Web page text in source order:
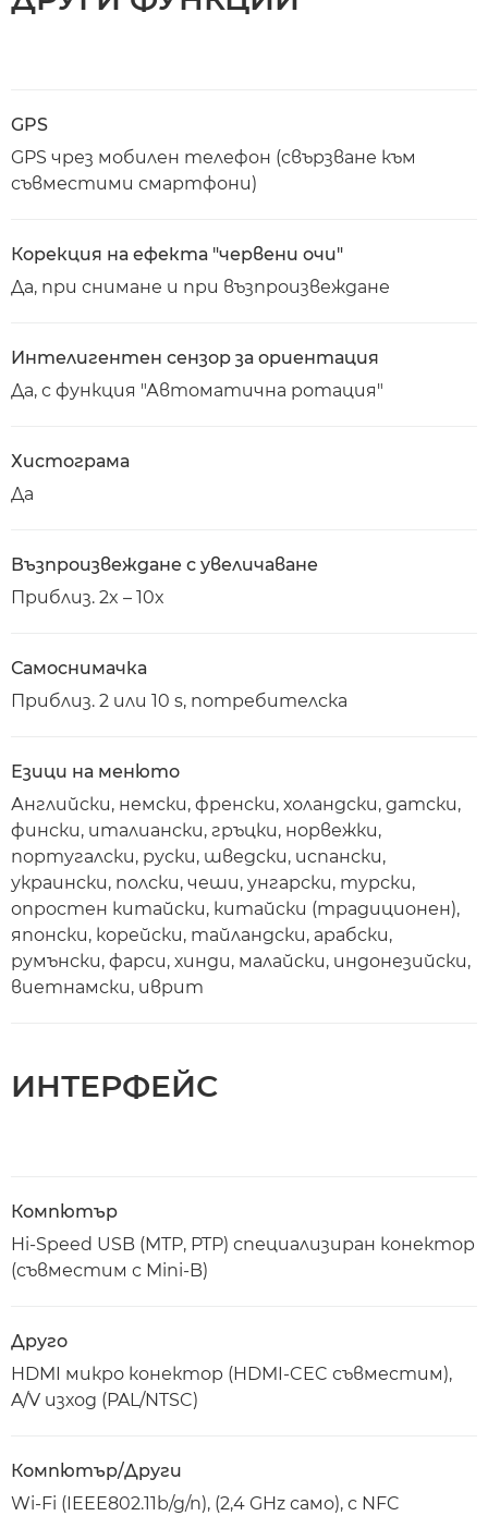
GPS
GPS чрез мобилен телефон (свързване към
съвместими смартфони)
Корекция на ефекта "червени очи"
Да, при снимане и при възпроизвеждане
Интелигентен сензор за ориентация
Да, с функция "Автоматична ротация"
Хистограма
Да
Възпроизвеждане с увеличаване
Приблиз. 2x – 10x
Самоснимачка
Приблиз. 2 или 10 s, потребителска
Езици на менюто
Английски, немски, френски, холандски, датски,
фински, италиански, гръцки, норвежки,
португалски, руски, шведски, испански,
украински, полски, чеши, унгарски, турски,
опростен китайски, китайски (традиционен),
японски, корейски, тайландски, арабски,
румънски, фарси, хинди, малайски, индонезийски,
виетнамски, иврит
ИНТЕРФЕЙС
Компютър
Hi-Speed USB (MTP, PTP) специализиран конектор
(съвместим с Mini-B)
Друго
HDMI микро конектор (HDMI-CEC съвместим),
A/V изход (PAL/NTSC)
Компютър/Други
Wi-Fi (IEEE802.11b/g/n), (2,4 GHz само), с NFC